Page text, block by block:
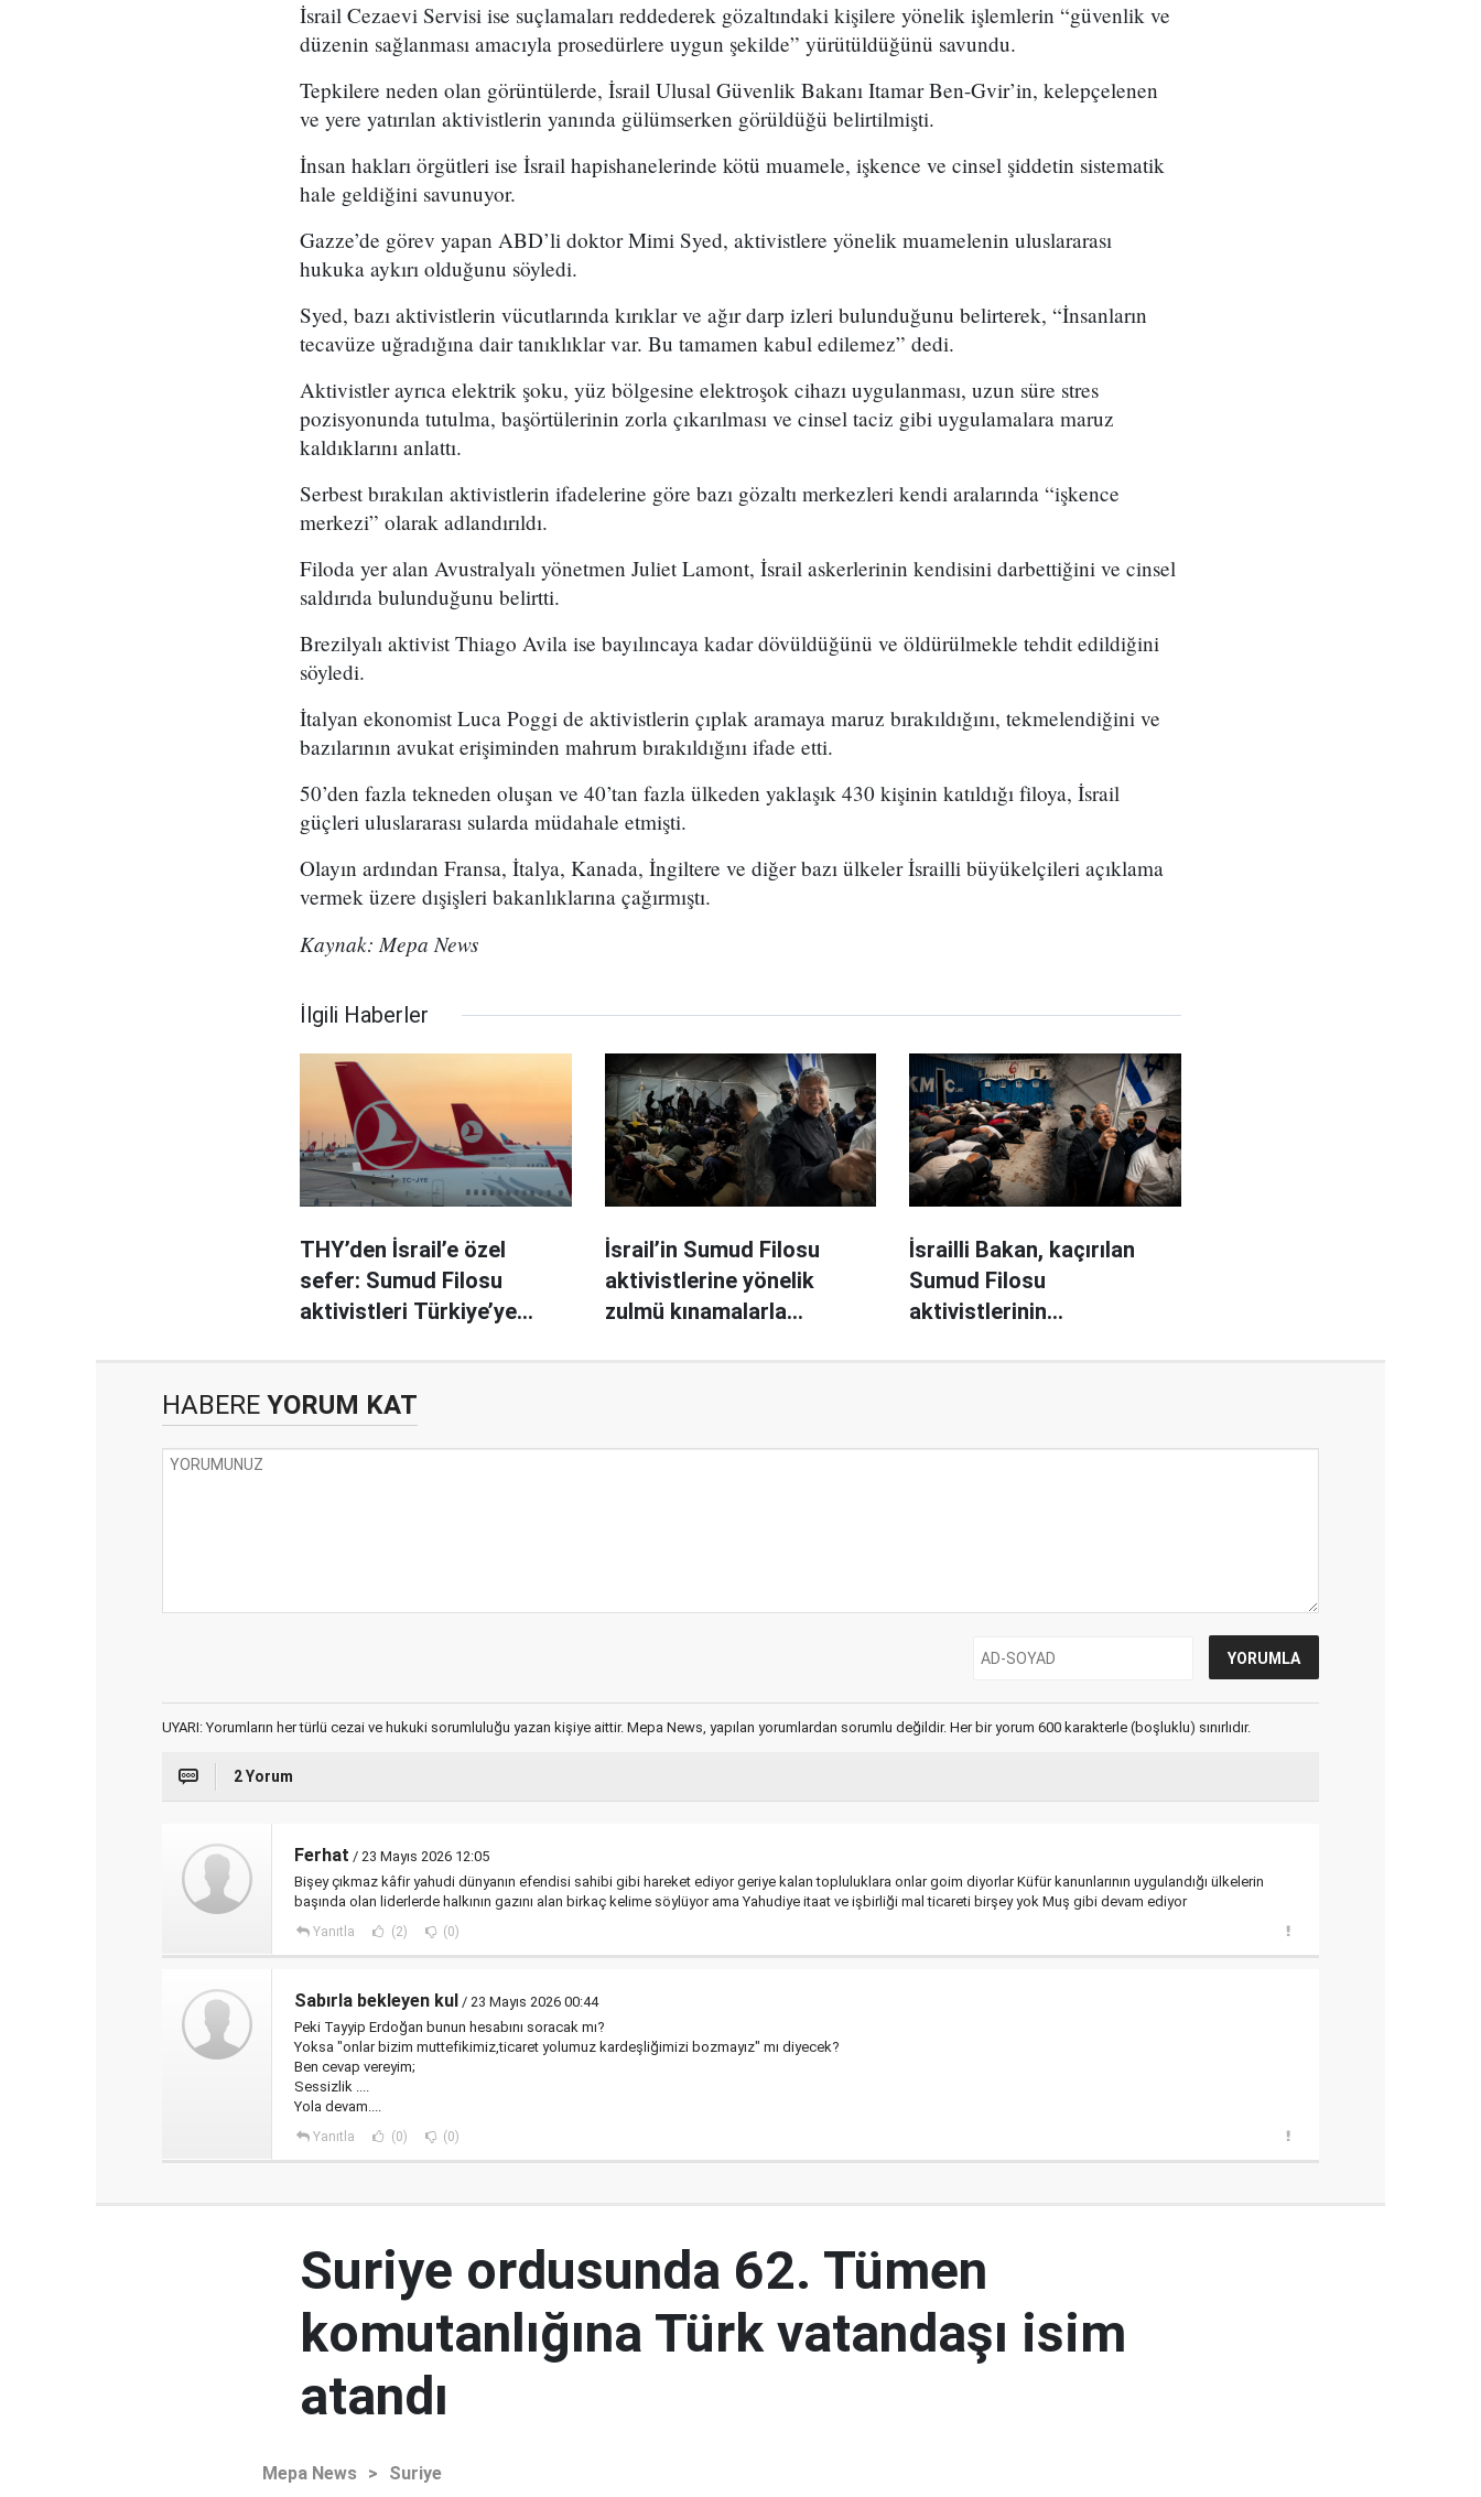
İsrail Cezaevi Servisi ise suçlamaları reddederek gözaltındaki kişilere yönelik işlemlerin “güvenlik ve
düzenin sağlanması amacıyla prosedürlere uygun şekilde” yürütüldüğünü savundu.
Tepkilere neden olan görüntülerde, İsrail Ulusal Güvenlik Bakanı Itamar Ben-Gvir’in, kelepçelenen
ve yere yatırılan aktivistlerin yanında gülümserken görüldüğü belirtilmişti.
İnsan hakları örgütleri ise İsrail hapishanelerinde kötü muamele, işkence ve cinsel şiddetin sistematik
hale geldiğini savunuyor.
Gazze’de görev yapan ABD’li doktor Mimi Syed, aktivistlere yönelik muamelenin uluslararası
hukuka aykırı olduğunu söyledi.
Syed, bazı aktivistlerin vücutlarında kırıklar ve ağır darp izleri bulunduğunu belirterek, “İnsanların
tecavüze uğradığına dair tanıklıklar var. Bu tamamen kabul edilemez” dedi.
Aktivistler ayrıca elektrik şoku, yüz bölgesine elektroşok cihazı uygulanması, uzun süre stres
pozisyonunda tutulma, başörtülerinin zorla çıkarılması ve cinsel taciz gibi uygulamalara maruz
kaldıklarını anlattı.
Serbest bırakılan aktivistlerin ifadelerine göre bazı gözaltı merkezleri kendi aralarında “işkence
merkezi” olarak adlandırıldı.
Filoda yer alan Avustralyalı yönetmen Juliet Lamont, İsrail askerlerinin kendisini darbettiğini ve cinsel
saldırıda bulunduğunu belirtti.
Brezilyalı aktivist Thiago Avila ise bayılıncaya kadar dövüldüğünü ve öldürülmekle tehdit edildiğini
söyledi.
İtalyan ekonomist Luca Poggi de aktivistlerin çıplak aramaya maruz bırakıldığını, tekmelendiğini ve
bazılarının avukat erişiminden mahrum bırakıldığını ifade etti.
50’den fazla tekneden oluşan ve 40’tan fazla ülkeden yaklaşık 430 kişinin katıldığı filoya, İsrail
güçleri uluslararası sularda müdahale etmişti.
Olayın ardından Fransa, İtalya, Kanada, İngiltere ve diğer bazı ülkeler İsrailli büyükelçileri açıklama
vermek üzere dışişleri bakanlıklarına çağırmıştı.
Kaynak: Mepa News
İlgili Haberler
THY’den İsrail’e özel
sefer: Sumud Filosu
aktivistleri Türkiye’ye
İsrail’in Sumud Filosu
aktivistlerine yönelik
zulmü kınamalarla
İsrailli Bakan, kaçırılan
Sumud Filosu
aktivistlerinin
HABERE YORUM KAT
UYARI: Yorumların her türlü cezai ve hukuki sorumluluğu yazan kişiye aittir. Mepa News, yapılan yorumlardan sorumlu değildir. Her bir yorum 600 karakterle (boşluklu) sınırlıdır.
2 Yorum
Ferhat / 23 Mayıs 2026 12:05
Bişey çıkmaz kâfir yahudi dünyanın efendisi sahibi gibi hareket ediyor geriye kalan topluluklara onlar goim diyorlar Küfür kanunlarının uygulandığı ülkelerin
başında olan liderlerde halkının gazını alan birkaç kelime söylüyor ama Yahudiye itaat ve işbirliği mal ticareti birşey yok Muş gibi devam ediyor
Yanıtla (2) (0)
Sabırla bekleyen kul / 23 Mayıs 2026 00:44
Peki Tayyip Erdoğan bunun hesabını soracak mı?
Yoksa "onlar bizim muttefikimiz,ticaret yolumuz kardeşliğimizi bozmayız" mı diyecek?
Ben cevap vereyim;
Sessizlik ....
Yola devam....
Yanıtla (0) (0)
Suriye ordusunda 62. Tümen
komutanlığına Türk vatandaşı isim
atandı
Mepa News > Suriye